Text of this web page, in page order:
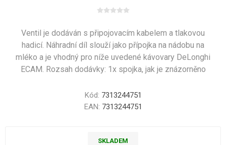
Ventil je dodáván s připojovacím kabelem a tlakovou
hadicí. Náhradní díl slouží jako přípojka na nádobu na
mléko a je vhodný pro níže uvedené kávovary DeLonghi
ECAM. Rozsah dodávky: 1x spojka, jak je znázorněno
Kód: 7313244751
EAN: 7313244751
SKLADEM